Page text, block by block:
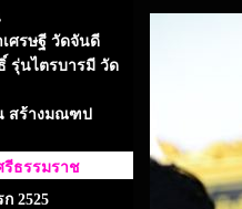
ศรษฐี วัดจันดี
รุ่นไตรบารมี วัด
สร้างมณฑป
ธรรมราช
2525